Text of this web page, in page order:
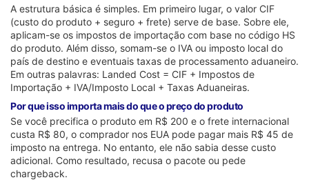
A estrutura básica é simples. Em primeiro lugar, o valor CIF
(custo do produto + seguro + frete) serve de base. Sobre ele,
aplicam-se os impostos de importação com base no código HS
do produto. Além disso, somam-se o IVA ou imposto local do
país de destino e eventuais taxas de processamento aduaneiro.
Em outras palavras: Landed Cost = CIF + Impostos de
Importação + IVA/Imposto Local + Taxas Aduaneiras.
Por que isso importa mais do que o preço do produto
Se você precifica o produto em R$ 200 e o frete internacional
custa R$ 80, o comprador nos EUA pode pagar mais R$ 45 de
imposto na entrega. No entanto, ele não sabia desse custo
adicional. Como resultado, recusa o pacote ou pede
chargeback.